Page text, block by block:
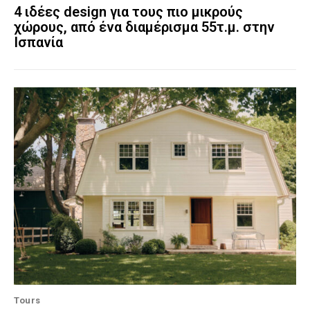
4 ιδέες design για τους πιο μικρούς
χώρους, από ένα διαμέρισμα 55τ.μ. στην
Ισπανία
Tours